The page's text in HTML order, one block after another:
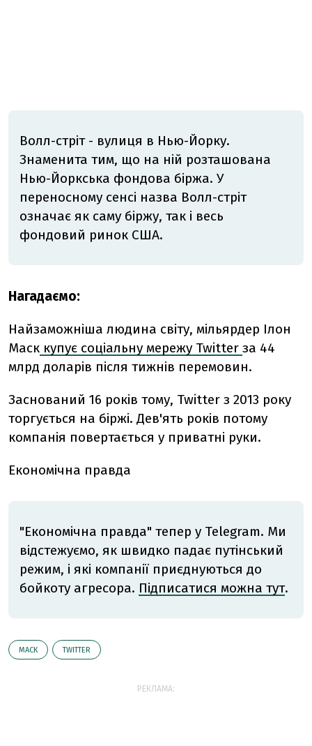
Волл-стріт - вулиця в Нью-Йорку.
Знаменита тим, що на ній розташована
Нью-Йоркська фондова біржа. У
переносному сенсі назва Волл-стріт
означає як саму біржу, так і весь
фондовий ринок США.
Нагадаємо:
Найзаможніша людина світу, мільярдер Ілон
Маск купує соціальну мережу Twitter за 44
млрд доларів після тижнів перемовин.
Заснований 16 років тому, Twitter з 2013 року
торгується на біржі. Дев'ять років потому
компанія повертається у приватні руки.
Економічна правда
"Економічна правда" тепер у Telegram. Ми
відстежуємо, як швидко падає путінський
режим, і які компанії приєднуються до
бойкоту агресора. Підписатися можна тут.
МАСК TWITTER
РЕКЛАМА: